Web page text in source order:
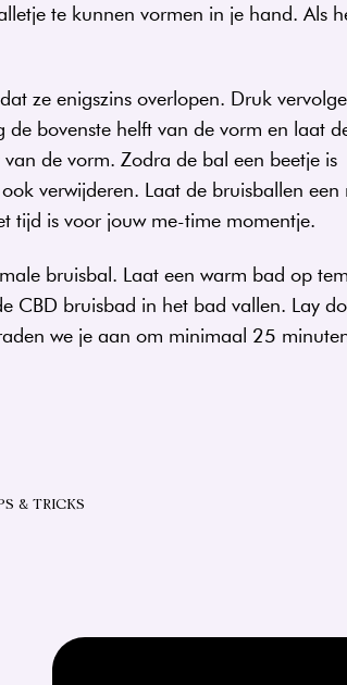
te kunnen vormen in je hand. Als
ze enigszins overlopen. Druk
bovenste helft van de vorm en laat
de vorm. Zodra de bal een beetje is
verwijderen. Laat de bruisballen een
tijd is voor jouw me-time momentje.
bruisbal. Laat een warm bad op
CBD bruisbad in het bad vallen. Lay
we je aan om minimaal 25
& TRICKS